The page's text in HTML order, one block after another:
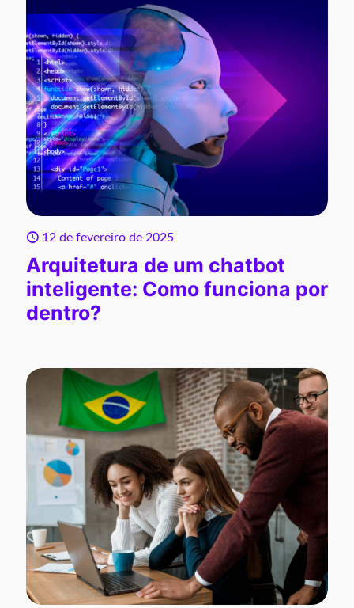
12 de fevereiro de 2025
Arquitetura de um chatbot
inteligente: Como funciona por
dentro?